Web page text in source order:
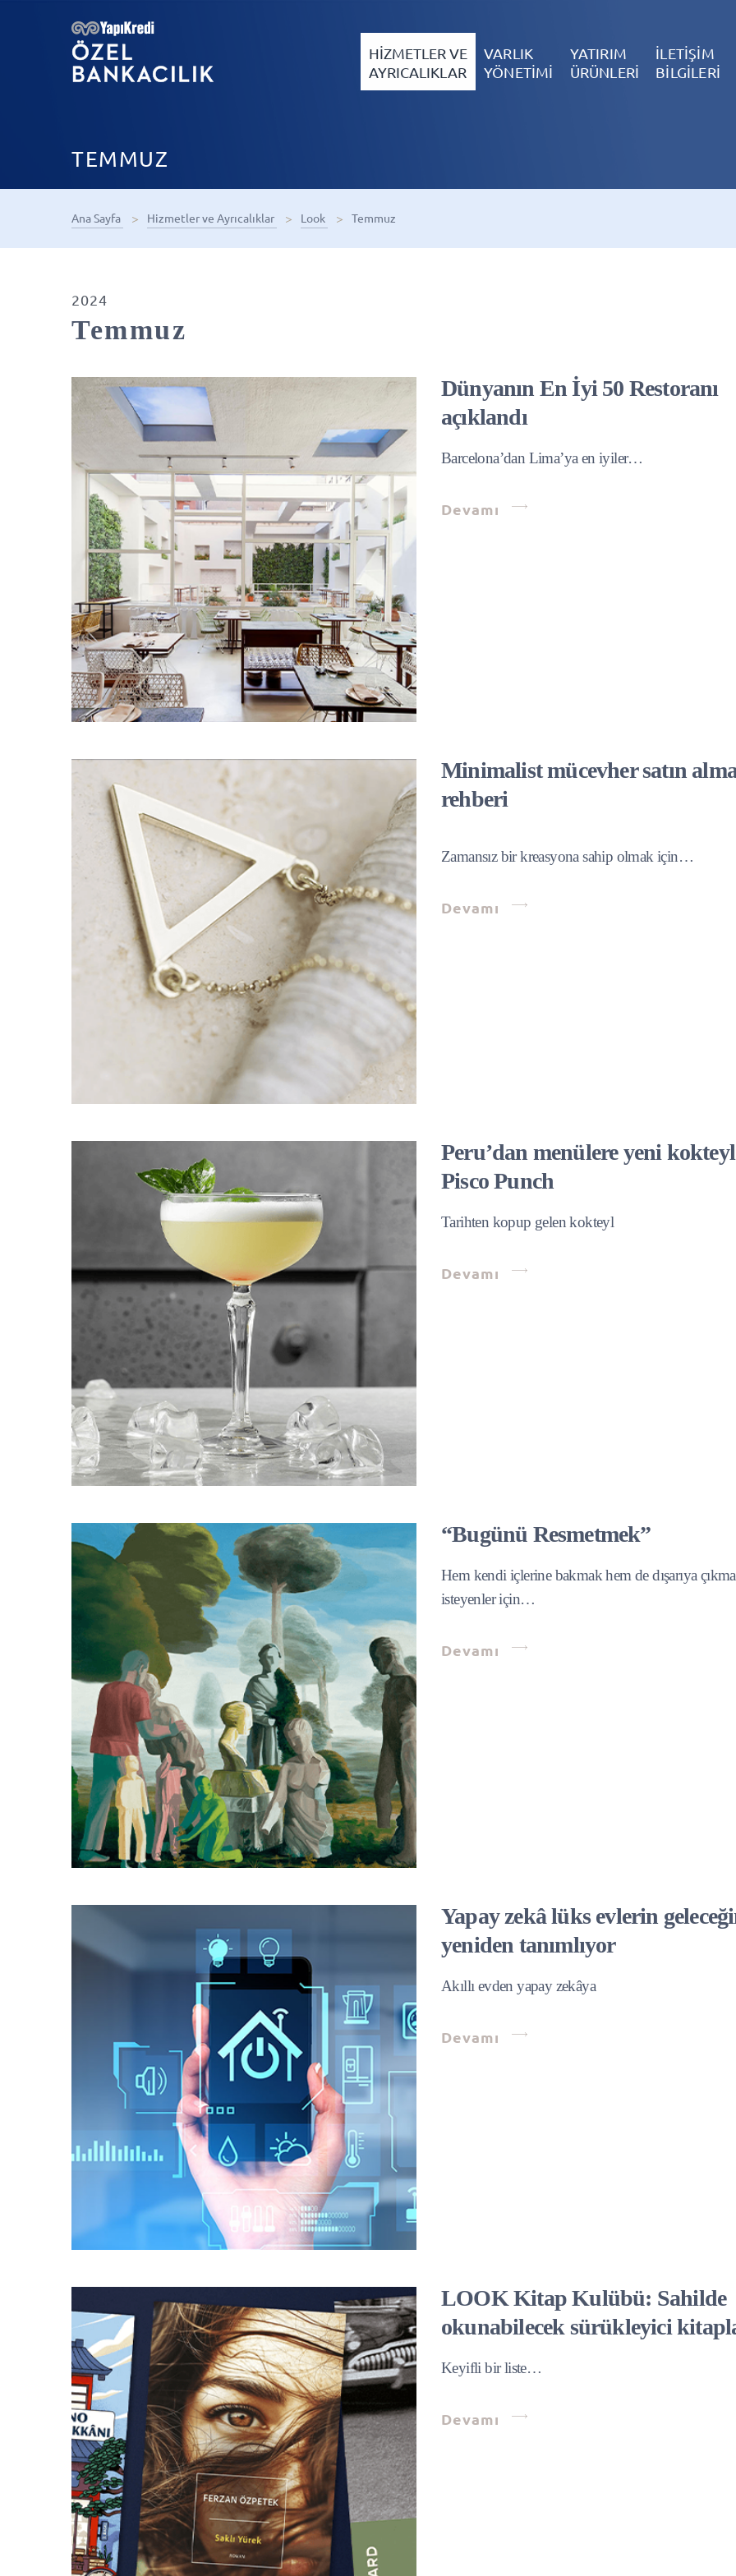
HİZMETLER VE
AYRICALIKLAR
VARLIK
YÖNETİMİ
YATIRIM
ÜRÜNLERİ
İLETİŞİM
BİLGİLERİ
TEMMUZ
Ana Sayfa Hizmetler ve Ayrıcalıklar Look Temmuz
2024
Temmuz
Dünyanın En İyi 50 Restoranı
açıklandı
Barcelona’dan Lima’ya en iyiler…
Devamı
Minimalist mücevher satın
rehberi
Zamansız bir kreasyona sahip olmak için…
Devamı
Peru’dan menülere yeni
Pisco Punch
Tarihten kopup gelen kokteyl
Devamı
“Bugünü Resmetmek”
Hem kendi içlerine bakmak hem de dışarıya
isteyenler için…
Devamı
Yapay zekâ lüks evlerin
yeniden tanımlıyor
Akıllı evden yapay zekâya
Devamı
LOOK Kitap Kulübü: Sahilde
okunabilecek sürükleyici
Keyifli bir liste…
Devamı